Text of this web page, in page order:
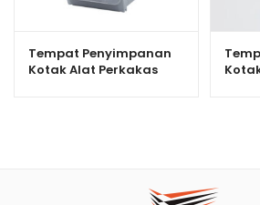
Tempat Penyimpanan
Kotak Alat Perkakas